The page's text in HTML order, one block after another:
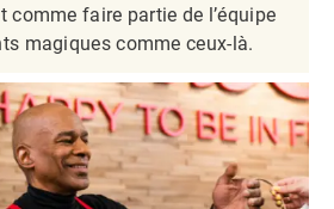
comme faire partie de l’équipe
magiques comme ceux-là.​​​​​​​